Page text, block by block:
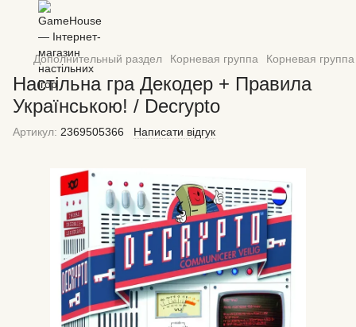
Дополнительный раздел Корневая группа Корневая
Настільна гра Декодер + Правила
Українською! / Decrypto
Артикул: 2369505366 Написати відгук